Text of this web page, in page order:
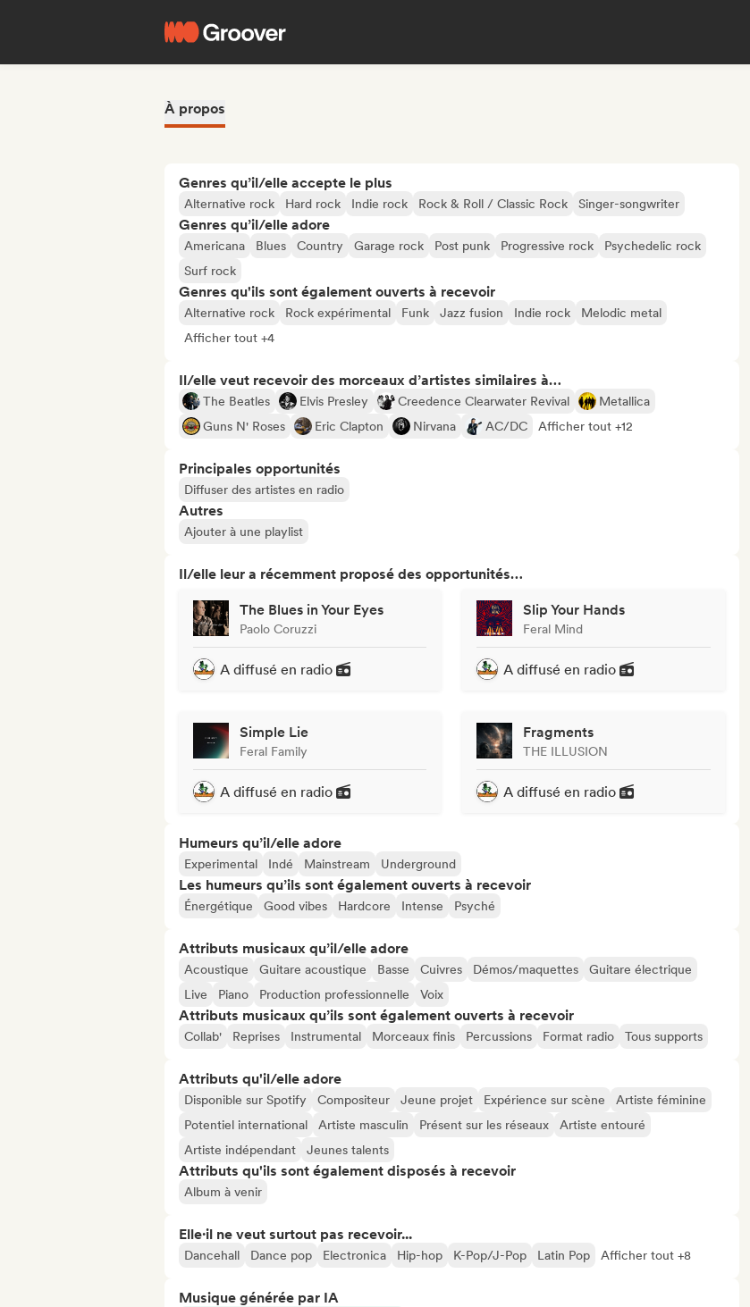
À propos
Genres qu’il/elle accepte le plus
Alternative rock Hard rock Indie rock Rock & Roll / Classic Rock Singer-songwriter
Genres qu’il/elle adore
Americana Blues Country Garage rock Post punk Progressive rock
Psychedelic rock
Surf rock
Genres qu'ils sont également ouverts à recevoir
Alternative rock Rock expérimental Funk Jazz fusion Indie rock
Melodic metal
Afficher tout +4
Il/elle veut recevoir des morceaux d’artistes similaires à…
The Beatles Elvis Presley Creedence Clearwater Revival
Metallica
Guns N' Roses
Eric Clapton Nirvana AC/DC Afficher tout +12
Principales opportunités
Diffuser des artistes en radio
Autres
Ajouter à une playlist
Il/elle leur a récemment proposé des opportunités…
The Blues in Your Eyes
Paolo Coruzzi
A diffusé en radio
Slip Your Hands
Feral Mind
A diffusé en radio
Simple Lie
Feral Family
A diffusé en radio
Fragments
THE ILLUSION
A diffusé en radio
Humeurs qu’il/elle adore
Experimental Indé Mainstream Underground
Les humeurs qu’ils sont également ouverts à recevoir
Énergétique Good vibes Hardcore Intense Psyché
Attributs musicaux qu’il/elle adore
Acoustique Guitare acoustique Basse Cuivres Démos/maquettes
Guitare électrique
Live
Piano Production professionnelle Voix
Attributs musicaux qu’ils sont également ouverts à recevoir
Collab' Reprises Instrumental Morceaux finis Percussions Format radio Tous supports
Attributs qu'il/elle adore
Disponible sur Spotify Compositeur Jeune projet Expérience sur scène
Artiste féminine
Potentiel international
Artiste masculin Présent sur les réseaux
Artiste entouré
Artiste indépendant
Jeunes talents
Attributs qu'ils sont également disposés à recevoir
Album à venir
Elle·il ne veut surtout pas recevoir...
Dancehall Dance pop Electronica Hip-hop K-Pop/J-Pop Latin Pop Afficher tout +8
Musique générée par IA